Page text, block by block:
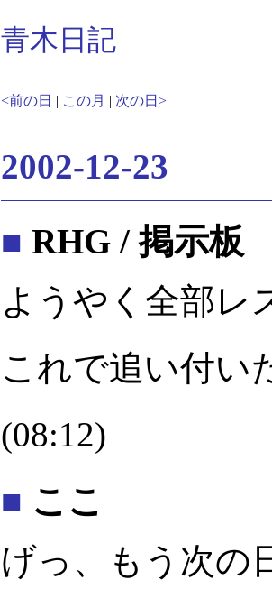
青木日記
<前の日 | この月 | 次の日>
2002-12-23
■ RHG / 掲示板
ようやく全部レ
これで追い付い
(08:12)
■ ここ
げっ、もう次の